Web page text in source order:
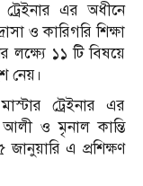
এর অধীনে
ও কারিগরি শিক্ষা
লক্ষ্যে ১১ টি বিষয়ে
নেয়।
ট্রেইনার এর
আলী ও মৃনাল কান্তি
এ প্রশিক্ষণ